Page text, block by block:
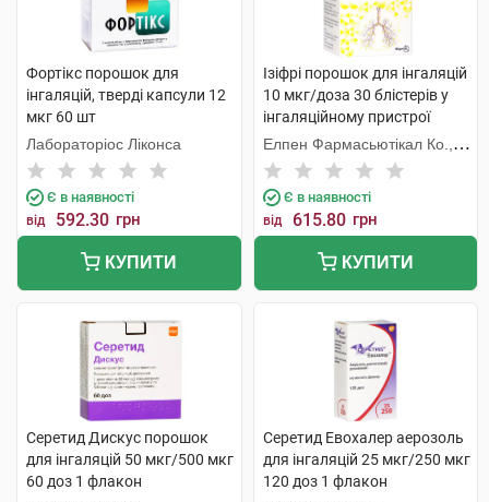
Фортікс порошок для
інгаляцій, тверді капсули 12
мкг 60 шт
Лабораторіос Ліконса
Є в наявності
від 592.30 грн
КУПИТИ
Ізіфрі порошок для інгаляцій
10 мкг/доза 30 блістерів у
інгаляційному пристрої
Елпенхалер 1 набір
Елпен Фармасьютікал Ко.,
Інк.
Є в наявності
від 615.80 грн
КУПИТИ
Серетид Дискус порошок
для інгаляцій 50 мкг/500 мкг
60 доз 1 флакон
Серетид Евохалер аерозоль
для інгаляцій 25 мкг/250 мкг
120 доз 1 флакон